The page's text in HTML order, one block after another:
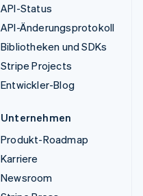
API-Status
API-Änderungsprotokoll
Bibliotheken und SDKs
Stripe Projects
Entwickler-Blog
Unternehmen
Produkt-Roadmap
Karriere
Newsroom